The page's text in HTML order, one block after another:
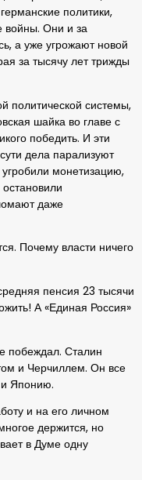
политики,
войны. Они и за
а уже угрожают новой
за тысячу лет трижды
политической системы,
шайка во главе с
победить. И эти
дела парализуют
монетизацию,
даже
Почему власти ничего
пенсия 23 тысячи
А «Единая Россия»
побеждал. Сталин
и Черчиллем. Он все
и Японию.
и на его личном
держится, но
в Думе одну